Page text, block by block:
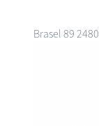
Brasel 89